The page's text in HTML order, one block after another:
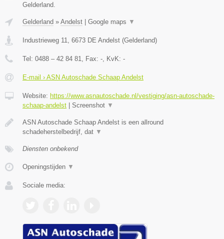
Gelderland.
Gelderland » Andelst | Google maps ▼
Industrieweg 11 6673 DE Andelst (Gelderland)
Tel: 0488 – 42 84 81 , Fax: - , KvK: -
E-mail › ASN Autoschade Schaap Andelst
Website: https://www.asnautoschade.nl/vestiging/asn-autoschade-
schaap-andelst | Screenshot ▼
ASN Autoschade Schaap Andelst is een allround
schadeherstelbedrijf, dat ▼
Diensten onbekend
Openingstijden ▼
Sociale media: